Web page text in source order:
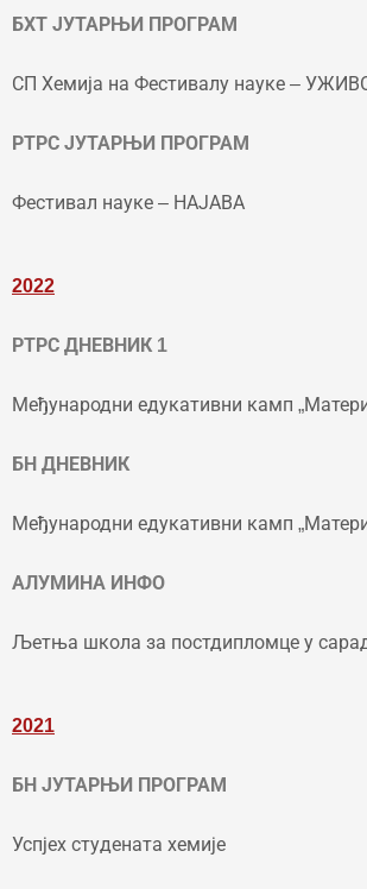
БХТ ЈУТАРЊИ ПРОГРАМ
СП Хемија на Фестивалу науке –
РТРС ЈУТАРЊИ ПРОГРАМ
Фестивал науке – НАЈАВА
2022
РТРС ДНЕВНИК 1
Међународни едукативни камп
БН ДНЕВНИК
Међународни едукативни камп
АЛУМИНА ИНФО
Љетња школа за постдипломце у
2021
БН ЈУТАРЊИ ПРОГРАМ
Успјех студената хемије